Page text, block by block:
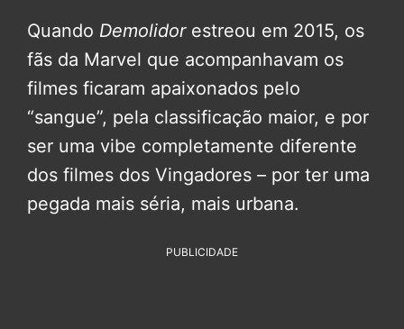
Quando Demolidorestreou em 2015, os
fãs da Marvel que acompanhavam os
filmes ficaram apaixonados pelo
“sangue”, pela classificação maior, e por
ser uma vibe completamente diferente
dos filmes dos Vingadores – por ter uma
pegada mais séria, mais urbana.
PUBLICIDADE